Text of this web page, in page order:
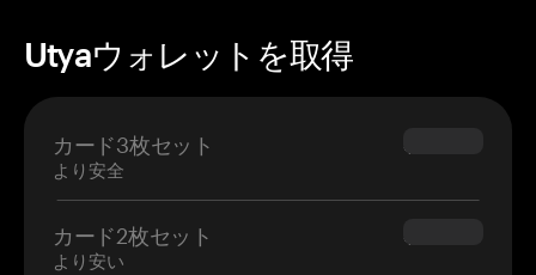
Utyaウォレットを取得
カード3枚セット
より安全
$69.90
カード2枚セット
より安い
$54.90